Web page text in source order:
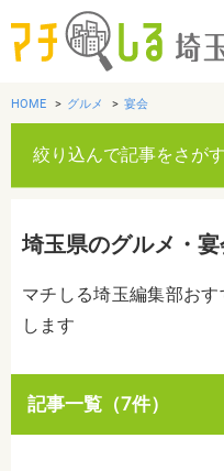
歯医者・病院
おでかけ
HOME グルメ 宴会
絞り込んで記事をさがす
カテゴリを選ぶ
すべて グルメ 美容
埼玉県のグルメ・
マチしる埼玉編集部お
します
記事一覧（7件）